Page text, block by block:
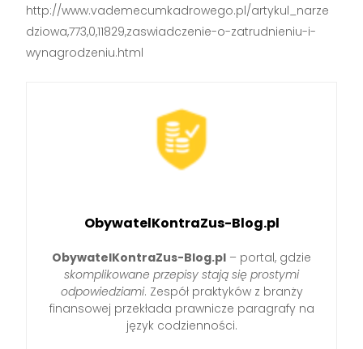
http://www.vademecumkadrowego.pl/artykul_narze
dziowa,773,0,11829,zaswiadczenie-o-zatrudnieniu-i-
wynagrodzeniu.html
ObywatelKontraZus-Blog.pl
ObywatelKontraZus-Blog.pl – portal, gdzie
skomplikowane przepisy stają się prostymi
odpowiedziami. Zespół praktyków z branży
finansowej przekłada prawnicze paragrafy na
język codzienności.